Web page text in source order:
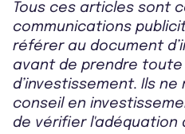
Tous ces articles sont
communications
référer au document
avant de prendre
d’investissement. Ils
conseil en
de vérifier